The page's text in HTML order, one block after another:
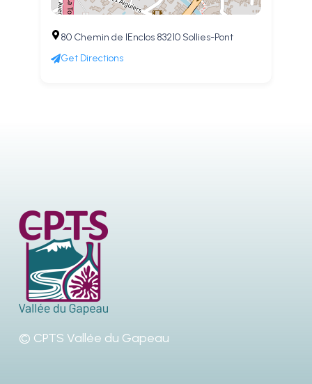
80 Chemin de lEnclos 83210 Sollies-Pont
Get Directions
© CPTS Vallée du Gapeau